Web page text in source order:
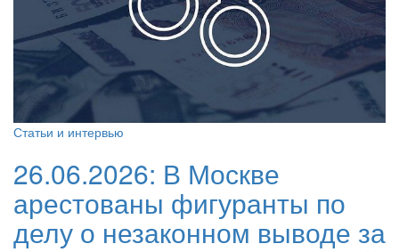
Статьи и интервью
26.06.2026: В Москве
арестованы фигуранты по
делу о незаконном выводе за